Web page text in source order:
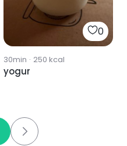
0
30min · 250 kcal
yogur